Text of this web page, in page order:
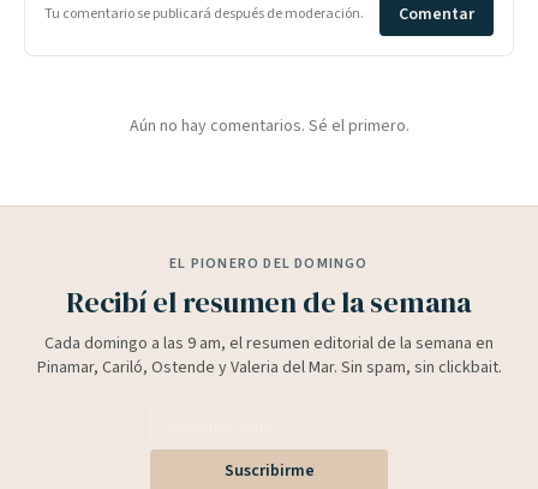
Tu comentario se publicará después de moderación. Comentar
Aún no hay comentarios. Sé el primero.
EL PIONERO DEL DOMINGO
Recibí el resumen de la semana
Cada domingo a las 9 am, el resumen editorial de la semana en
Pinamar, Cariló, Ostende y Valeria del Mar. Sin spam, sin clickbait.
Suscribirme